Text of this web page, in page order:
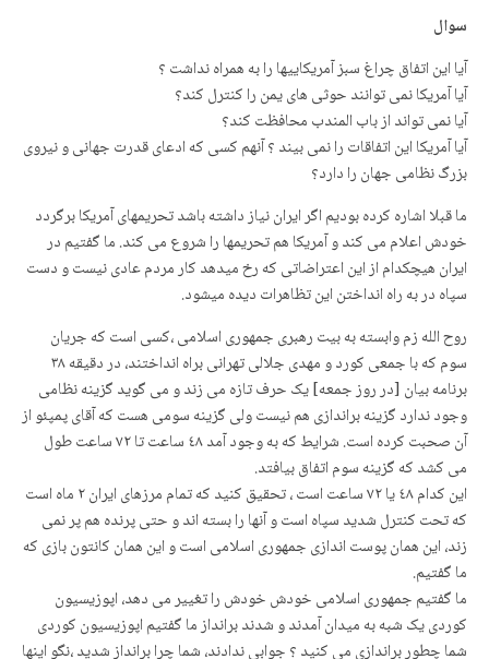
سوال
آیا این اتفاق چراغ سبز آمریکاییها را به همراه نداشت ؟
آیا آمریکا نمی توانند حوثی های یمن را کنترل کند؟
آیا نمی تواند از باب المندب محافظت کند؟
آیا آمریکا این اتفاقات را نمی بیند ؟ آنهم کسی که ادعای قدرت جهانی و نیروی
بزرگ نظامی جهان را دارد؟
ما قبلا اشاره کرده بودیم اگر ایران نیاز داشته باشد تحریمهای آمریکا برگردد
خودش اعلام می کند و آمریکا هم تحریمها را شروع می کند. ما گفتیم در
ایران هیچکدام از این اعتراضاتی که رخ میدهد کار مردم عادی نیست و دست
سپاه در به راه انداختن این تظاهرات دیده میشود.
روح الله زم وابسته به بیت رهبری جمهوری اسلامی ،کسی است که جریان
سوم که با جمعی کورد و مهدی جلالی تهرانی براه انداختند، در دقیقه ٣٨
برنامه بیان [در روز جمعه] یک حرف تازه می زند و می گوید گزینه نظامی
وجود ندارد گزینه براندازی هم نیست ولی گزینه سومی هست که آقای پمپئو از
آن صحبت کرده است. شرایط که به وجود آمد ٤٨ ساعت تا ٧٢ ساعت طول
می کشد که گزینه سوم اتفاق بیافتد.
این کدام ٤٨ یا ٧٢ ساعت است ، تحقیق کنید که تمام مرزهای ایران ٢ ماه است
که تحت کنترل شدید سپاه است و آنها را بسته اند و حتی پرنده هم پر نمی
زند، این همان پوست اندازی جمهوری اسلامی است و این همان کانتون بازی که
ما گفتیم.
ما گفتیم جمهوری اسلامی خودش خودش را تغییر می دهد، اپوزیسیون
کوردی یک شبه به میدان آمدند و شدند برانداز ما گفتیم اپوزیسیون کوردی
شما چطور براندازی می کنید ؟ جوابی ندادند، شما چرا برانداز شدید ،نگو اینها